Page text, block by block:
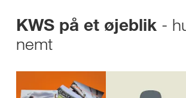
KWS på et øjeblik -
nemt